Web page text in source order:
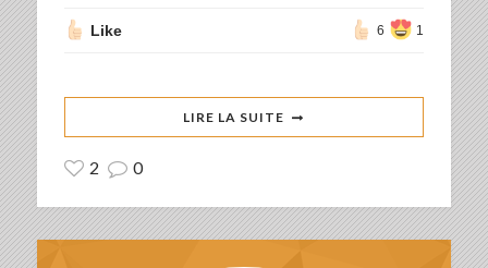
Like 6 1
LIRE LA SUITE
2 0